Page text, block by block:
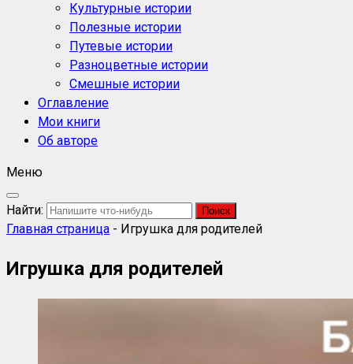
Культурные истории
Полезные истории
Путевые истории
Разноцветные истории
Смешные истории
Оглавление
Мои книги
Об авторе
Меню
Найти:
Главная страница - Игрушка для родителей
Игрушка для родителей